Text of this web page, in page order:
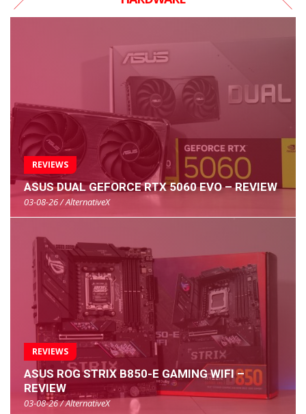
REVIEWS
ASUS DUAL GEFORCE RTX 5060 EVO – REVIEW
03-08-26 / AlternativeX
REVIEWS
ASUS ROG STRIX B850-E GAMING WIFI –
REVIEW
03-08-26 / AlternativeX